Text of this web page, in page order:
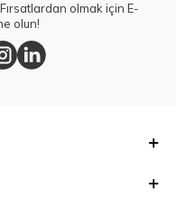
olmak için E-
olun!